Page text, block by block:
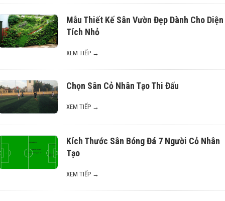
Mẫu Thiết Kế Sân Vườn Đẹp Dành Cho Diện
Tích Nhỏ
XEM TIẾP →
Chọn Sân Cỏ Nhân Tạo Thi Đấu
XEM TIẾP →
Kích Thước Sân Bóng Đá 7 Người Cỏ Nhân
Tạo
XEM TIẾP →